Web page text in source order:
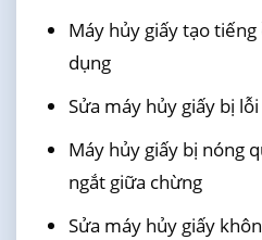
Máy hủy giấy tạo
dụng
Sửa máy hủy giấy bị
Máy hủy giấy bị nóng
ngắt giữa chừng
Sửa máy hủy giấy